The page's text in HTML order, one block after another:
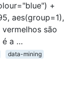
+
aes(group=1),
são
é a …
data-mining